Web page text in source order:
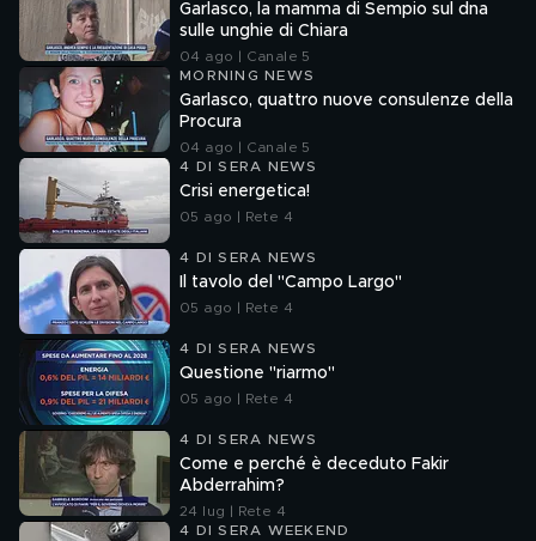
Garlasco, la mamma di Sempio sul dna
sulle unghie di Chiara
04 ago | Canale 5
MORNING NEWS
Garlasco, quattro nuove consulenze della
Procura
04 ago | Canale 5
4 DI SERA NEWS
Crisi energetica!
05 ago | Rete 4
4 DI SERA NEWS
Il tavolo del "Campo Largo"
05 ago | Rete 4
4 DI SERA NEWS
Questione "riarmo"
05 ago | Rete 4
4 DI SERA NEWS
Come e perché è deceduto Fakir
Abderrahim?
24 lug | Rete 4
4 DI SERA WEEKEND